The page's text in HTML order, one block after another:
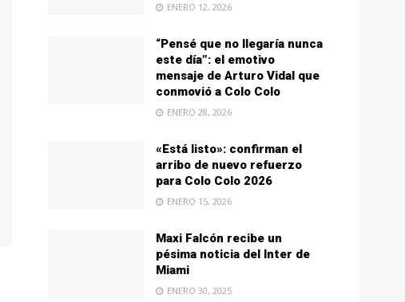
ENERO 12, 2026
“Pensé que no llegaría nunca
este día”: el emotivo
mensaje de Arturo Vidal que
conmovió a Colo Colo
ENERO 28, 2026
«Está listo»: confirman el
arribo de nuevo refuerzo
para Colo Colo 2026
ENERO 15, 2026
Maxi Falcón recibe un
pésima noticia del Inter de
Miami
ENERO 30, 2025